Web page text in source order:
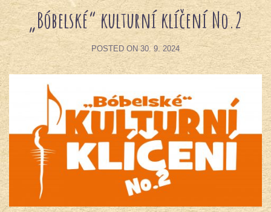
„Bóbelské“ kulturní klíčení No.2
POSTED ON30. 9. 2024